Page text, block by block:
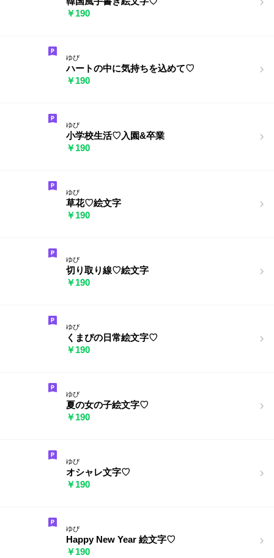
￥190
ゆぴ
ハートの中に気持ちを込めて♡
￥190
ゆぴ
小学校生活♡入園&卒業
￥190
ゆぴ
草花♡絵文字
￥190
ゆぴ
切り取り線♡絵文字
￥190
ゆぴ
くまぴの日常絵文字♡
￥190
ゆぴ
夏の女の子絵文字♡
￥190
ゆぴ
オシャレ文字♡
￥190
ゆぴ
Happy New Year 絵文字♡
￥190